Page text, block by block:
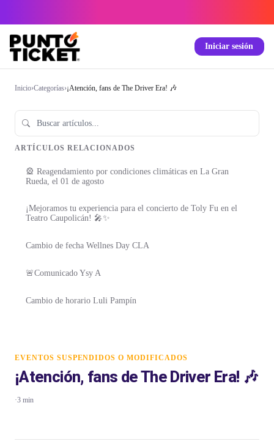
Iniciar sesión
Inicio›Categorías›¡Atención, fans de The Driver Era! 🎶
ARTÍCULOS RELACIONADOS
🎡 Reagendamiento por condiciones climáticas en La Gran
Rueda, el 01 de agosto
¡Mejoramos tu experiencia para el concierto de Toly Fu en el
Teatro Caupolicán! 🎤✨
Cambio de fecha Wellnes Day CLA
🚨Comunicado Ysy A
Cambio de horario Luli Pampín
EVENTOS SUSPENDIDOS O MODIFICADOS
¡Atención, fans de The Driver Era! 🎶
·3 min